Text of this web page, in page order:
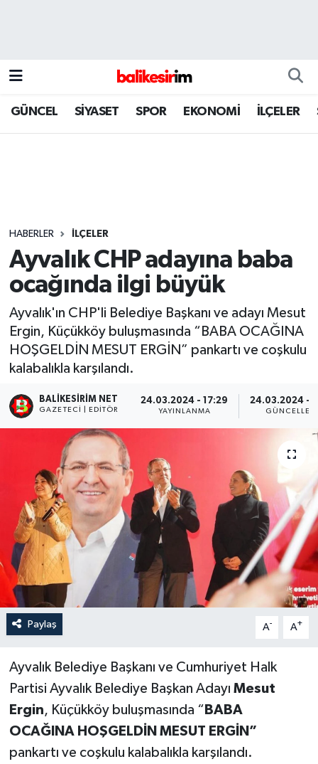
GÜNCEL SİYASET SPOR EKONOMİ İLÇELER
HABERLER İLÇELER
Ayvalık CHP adayına baba
ocağında ilgi büyük
Ayvalık'ın CHP'li Belediye Başkanı ve adayı Mesut
Ergin, Küçükköy buluşmasında “BABA OCAĞINA
HOŞGELDİN MESUT ERGİN” pankartı ve coşkulu
kalabalıkla karşılandı.
BALIKESIRIM NET
GAZETECI | EDITÖR
24.03.2024 - 17:29
YAYINLANMA
24.03.2024 -
Paylaş A- A+
Ayvalık Belediye Başkanı ve Cumhuriyet Halk
Partisi Ayvalık Belediye Başkan Adayı Mesut
Ergin, Küçükköy buluşmasında “ BABA
OCAĞINA HOŞGELDİN MESUT ERGİN”
pankartı ve coşkulu kalabalıkla karşılandı.